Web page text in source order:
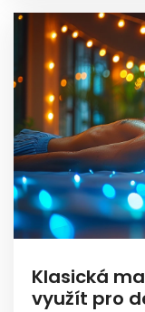
naučte se
vašeho dítěte.
Klasická
využít pro